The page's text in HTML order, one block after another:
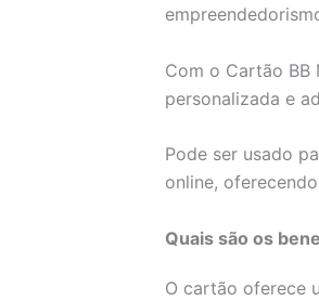
Com o Cartão BB
personalizada e
Pode ser usado
online,
Quais são os
O cartão oferece